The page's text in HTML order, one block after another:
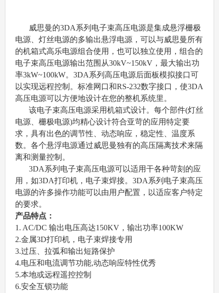
威思曼的3DA系列电子束高压电源是集成悬浮栅极
电源、灯丝电源的多输出悬浮电源，可以与威思曼所有
的机箱式高乐电源组合使用，也可以独立使用，组合的
电子束高压电源输出范围从30kV~150kV，最大输出功
率3kW~100kW。3DA系列高压电源后面板模拟接口可
以实现远程控制。标准网口和RS-232数字接口，使3DA
高压电源可以方便地设计在您的整机系统里。
该电子束高压电源采用机箱式设计。每个部件(灯丝
电源、栅极电源)均精心设计符合亚苛的应用特定要
求，具有出色的调节性、动态响应，稳定性、温度系
数。各个悬浮电源通过威思曼独有的高压隔离技术来隔
离和测量控制。
3DA系列电子束高压电源可以适用干各种苛刻的应
用，如3DA打印机，电子束焊接。3DA系列电子束高压
电源的许多操作功能可以由用户配置，以适应客户特定
的要求。
产品特点：
1. AC/DC 输出电压高达150KV，输出功率100KW
2.金属3D打印机，电子束焊接专用
3.过压、拉弧和输出短路保护
4.电压和电流调节功能,动态响应特性优秀
5.本地或远程遥控控制
6.安全互锁功能